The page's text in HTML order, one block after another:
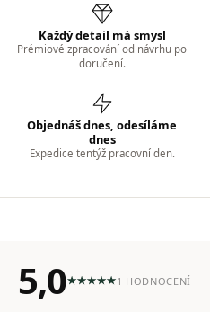
Každý detail má smysl
Prémiové zpracování od návrhu po
doručení.
Objednáš dnes, odesíláme
dnes
Expedice tentýž pracovní den.
5,0 1 HODNOCENÍ